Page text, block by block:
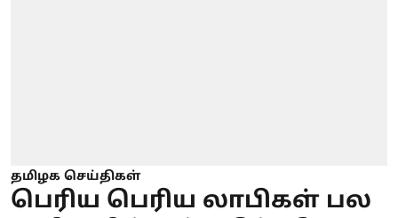
தமிழக செய்திகள்
பெரிய பெரிய லாபிகள் பல